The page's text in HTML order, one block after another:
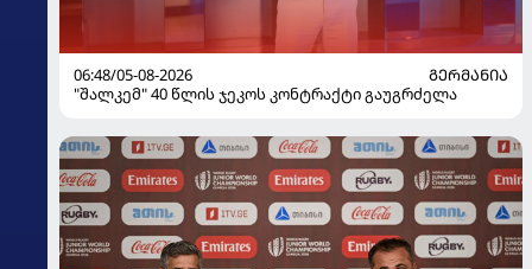
06:48/05-08-2026
ᲒᲔᲠᲛᲐᲜᲘᲐ
"შალკემ" 40 წლის ჯეკოს კონტრაქტი გაუგრძელა